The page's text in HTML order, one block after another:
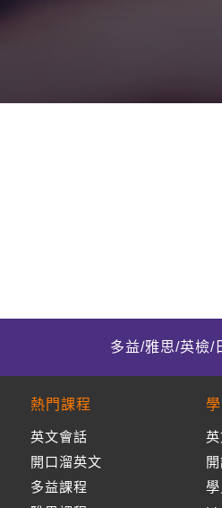
多益/雅思/英檢/
熱門課程
英文會話
開口溜英文
多益課程